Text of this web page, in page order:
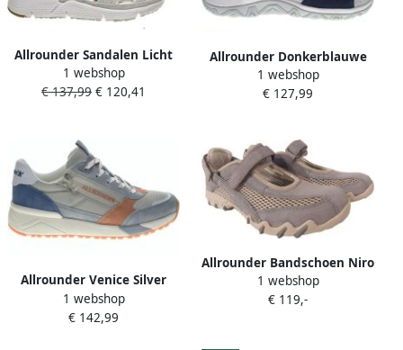
Allrounder Sandalen Licht
Grijs Itsme
1 webshop
€ 137,99 € 120,41
Allrounder Donkerblauwe
Wandelsandaal
1 webshop
€ 127,99
Allrounder Venice Silver
Grey Sneaker
1 webshop
€ 142,99
Allrounder Bandschoen Niro
Street Nimbus Cloud
Lichtblauw
1 webshop
€ 119,-